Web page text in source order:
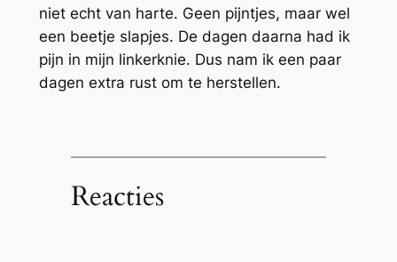
niet echt van harte. Geen pijntjes, maar wel
een beetje slapjes. De dagen daarna had ik
pijn in mijn linkerknie. Dus nam ik een paar
dagen extra rust om te herstellen.
Reacties